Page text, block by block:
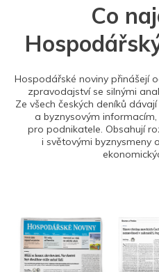
Co
Hospodářské noviny přinášejí
zpravodajství se silnými
Ze všech českých deníků
a byznysovým
pro podnikatele. Obsahují
i světovými byznysmeny